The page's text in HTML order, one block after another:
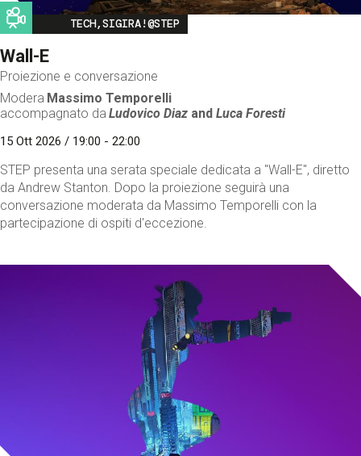
Image
TECH,SIGIRA!@STEP
Wall-E
Proiezione e conversazione
Modera Massimo Temporelli
accompagnato da Ludovico Diaz andLuca Foresti
15 Ott 2026 / 19:00 - 22:00
STEP presenta una serata speciale dedicata a "Wall-E", diretto
da Andrew Stanton. Dopo la proiezione seguirà una
conversazione moderata da Massimo Temporelli con la
partecipazione di ospiti d'eccezione.